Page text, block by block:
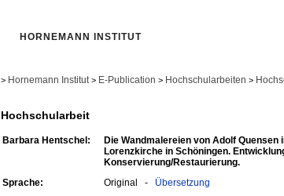
HORNEMANN INSTITUT
> Hornemann Institut > E-Publication > Hochschularbeiten >
Hochschularbeit
Barbara Hentschel:
Die Wandmalereien von Adolf Quensen
Lorenzkirche in Schöningen.
Konservierung/Restaurierung.
Sprache: Original - Übersetzung